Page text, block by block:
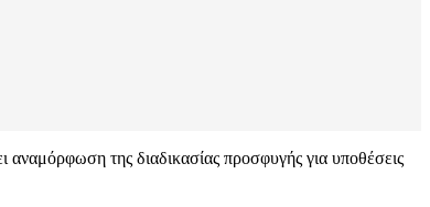
της διαδικασίας προσφυγής για υποθέσεις